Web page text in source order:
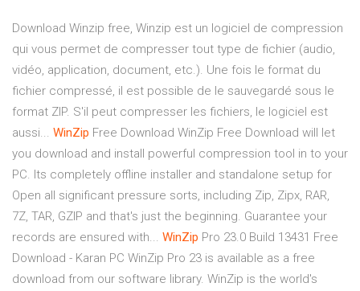
Download Winzip free, Winzip est un logiciel de compression
qui vous permet de compresser tout type de fichier (audio,
vidéo, application, document, etc.). Une fois le format du
fichier compressé, il est possible de le sauvegardé sous le
format ZIP. S'il peut compresser les fichiers, le logiciel est
aussi... WinZip Free Download WinZip Free Download will let
you download and install powerful compression tool in to your
PC. Its completely offline installer and standalone setup for
Open all significant pressure sorts, including Zip, Zipx, RAR,
7Z, TAR, GZIP and that's just the beginning. Guarantee your
records are ensured with... WinZip Pro 23.0 Build 13431 Free
Download - Karan PC WinZip Pro 23 is available as a free
download from our software library. WinZip is the world's